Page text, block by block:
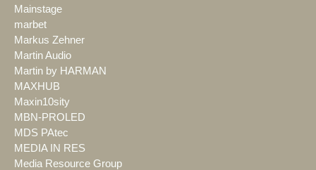
Mainstage
marbet
Markus Zehner
Martin Audio
Martin by HARMAN
MAXHUB
Maxin10sity
MBN-PROLED
MDS PAtec
MEDIA IN RES
Media Resource Group